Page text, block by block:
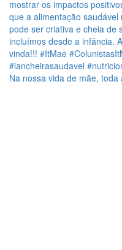
Na nossa vida de mãe,